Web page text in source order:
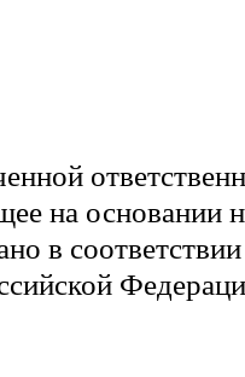
на основании
в